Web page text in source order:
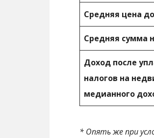
Средняя цена
Средняя сумма
Доход после
налогов на
медианного
* Опять же при